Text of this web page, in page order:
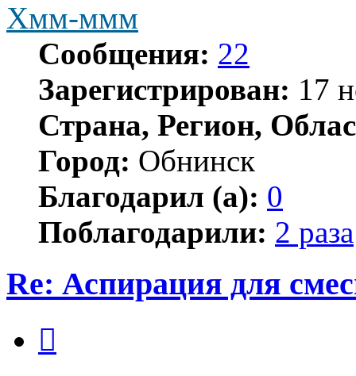
Хмм-ммм
Сообщения: 22
Зарегистрирован: 17
Страна, Регион,
Город: Обнинск
Благодарил (а): 0
Поблагодарили: 2 раза
Re: Аспирация для